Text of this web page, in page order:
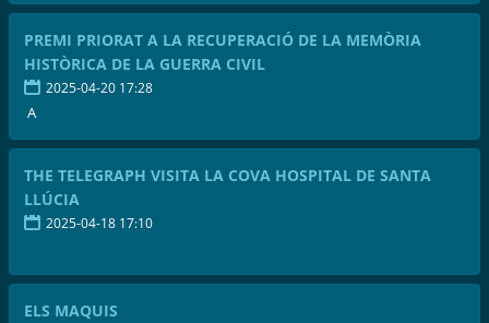
PREMI PRIORAT A LA RECUPERACIÓ DE LA MEMÒRIA
HISTÒRICA DE LA GUERRA CIVIL
2025-04-20 17:28
A
THE TELEGRAPH VISITA LA COVA HOSPITAL DE SANTA
LLÚCIA
2025-04-18 17:10
ELS MAQUIS